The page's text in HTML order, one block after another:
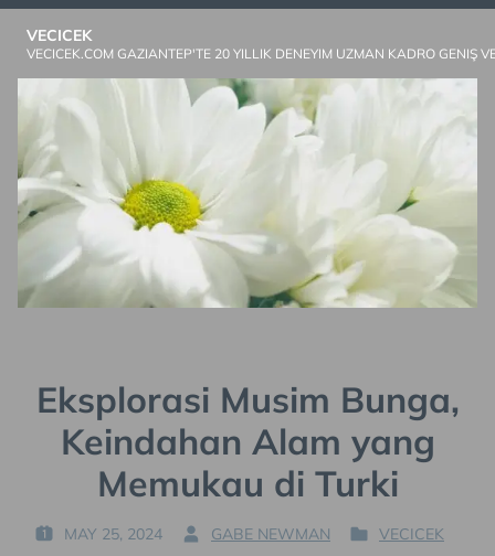
Skip
VECICEK
VECICEK.COM GAZIANTEP'TE 20 YILLIK DENEYIM UZMAN KADRO GENIŞ
Eksplorasi Musim Bunga,
Keindahan Alam yang
Memukau di Turki
P
MAY 25, 2024
B
GABE NEWMAN
P
VECICEK